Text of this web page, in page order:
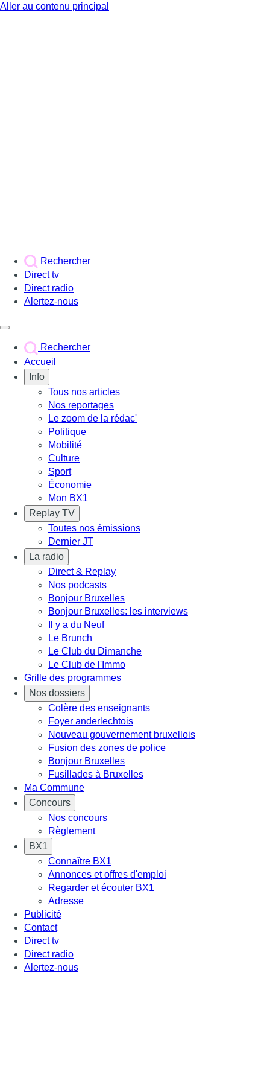
Aller au contenu principal
Rechercher
Direct tv
Direct radio
Alertez-nous
Rechercher
Accueil
Info
Tous nos articles
Nos reportages
Le zoom de la rédac'
Politique
Mobilité
Culture
Sport
Économie
Mon BX1
Replay TV
Toutes nos émissions
Dernier JT
La radio
Direct & Replay
Nos podcasts
Bonjour Bruxelles
Bonjour Bruxelles: les interviews
Il y a du Neuf
Le Brunch
Le Club du Dimanche
Le Club de l'Immo
Grille des programmes
Nos dossiers
Colère des enseignants
Foyer anderlechtois
Nouveau gouvernement bruxellois
Fusion des zones de police
Bonjour Bruxelles
Fusillades à Bruxelles
Ma Commune
Concours
Nos concours
Règlement
BX1
Connaître BX1
Annonces et offres d'emploi
Regarder et écouter BX1
Adresse
Publicité
Contact
Direct tv
Direct radio
Alertez-nous